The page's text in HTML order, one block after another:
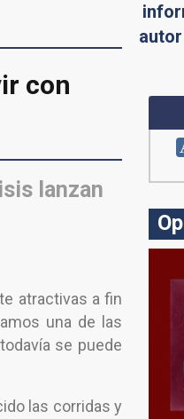
con
lanzan
atractivas a fin
una de las
se puede
las corridas y